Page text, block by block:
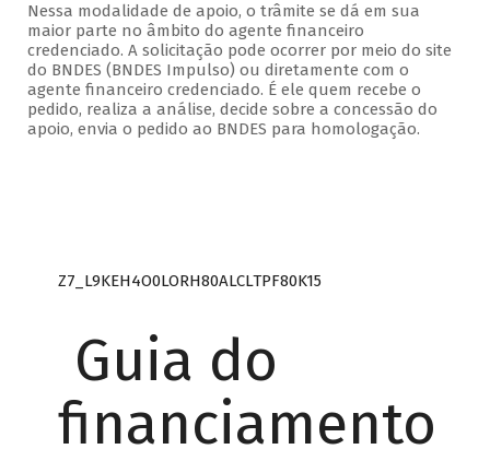
Nessa modalidade de apoio, o trâmite se dá em sua
maior parte no âmbito do agente financeiro
credenciado. A solicitação pode ocorrer por meio do site
do BNDES (BNDES Impulso) ou diretamente com o
agente financeiro credenciado. É ele quem recebe o
pedido, realiza a análise, decide sobre a concessão do
apoio, envia o pedido ao BNDES para homologação.
Z7_L9KEH4O0LORH80ALCLTPF80K15
Guia do
financiamento